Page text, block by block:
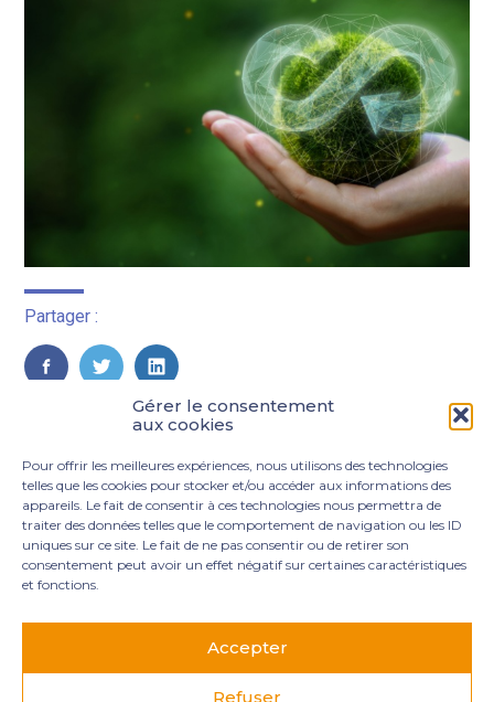
Gérer le consentement
aux cookies
Pour offrir les meilleures expériences, nous utilisons des technologies
telles que les cookies pour stocker et/ou accéder aux informations des
appareils. Le fait de consentir à ces technologies nous permettra de
traiter des données telles que le comportement de navigation ou les ID
uniques sur ce site. Le fait de ne pas consentir ou de retirer son
consentement peut avoir un effet négatif sur certaines caractéristiques
et fonctions.
Accepter
Refuser
Partager :
FaceBook
TwitterLinkedIn
Principale
3 rue Marie Dupil – La Plaine Petit Manoir – 97232 Le